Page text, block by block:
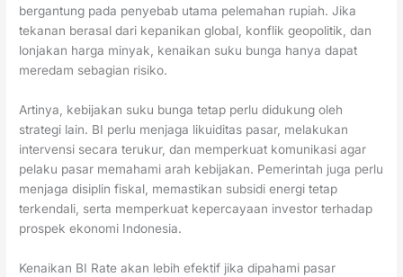
bergantung pada penyebab utama pelemahan rupiah. Jika
tekanan berasal dari kepanikan global, konflik geopolitik, dan
lonjakan harga minyak, kenaikan suku bunga hanya dapat
meredam sebagian risiko.
Artinya, kebijakan suku bunga tetap perlu didukung oleh
strategi lain. BI perlu menjaga likuiditas pasar, melakukan
intervensi secara terukur, dan memperkuat komunikasi agar
pelaku pasar memahami arah kebijakan. Pemerintah juga perlu
menjaga disiplin fiskal, memastikan subsidi energi tetap
terkendali, serta memperkuat kepercayaan investor terhadap
prospek ekonomi Indonesia.
Kenaikan BI Rate akan lebih efektif jika dipahami pasar